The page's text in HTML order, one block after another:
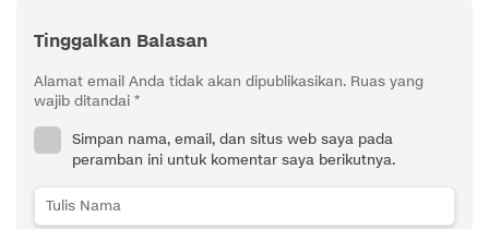
Tinggalkan Balasan
Alamat email Anda tidak akan dipublikasikan. Ruas yang
wajib ditandai *
Simpan nama, email, dan situs web saya pada
peramban ini untuk komentar saya berikutnya.